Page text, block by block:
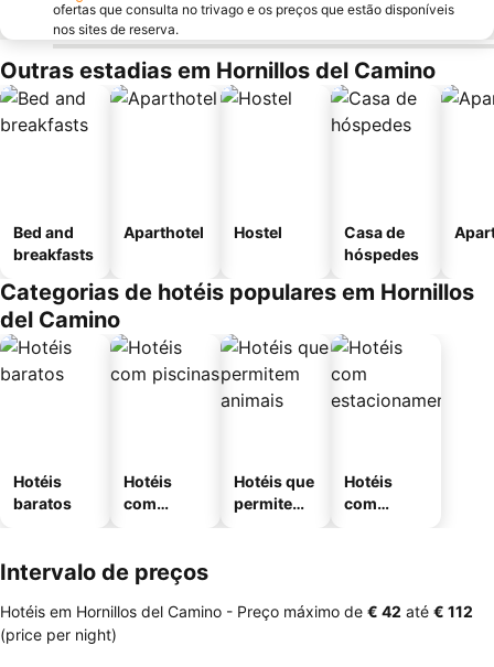
ofertas que consulta no trivago e os preços que estão disponíveis
nos sites de reserva.
Outras estadias em Hornillos del Camino
Bed and
breakfasts
Aparthotel Hostel
Casa de
hóspedes
Categorias de hotéis populares em Hornillos
del Camino
Hotéis
baratos
Hotéis
com
Hotéis que
permitem
Hotéis
com
Intervalo de preços
Hotéis em Hornillos del Camino - Preço máximo de ‎€ 42 até ‎€ 112
(price per night)